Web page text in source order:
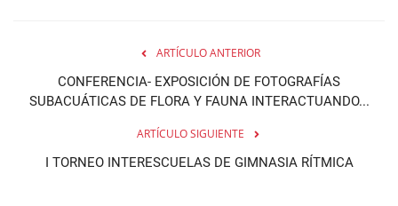
ARTÍCULO ANTERIOR
CONFERENCIA- EXPOSICIÓN DE FOTOGRAFÍAS
SUBACUÁTICAS DE FLORA Y FAUNA INTERACTUANDO...
ARTÍCULO SIGUIENTE
I TORNEO INTERESCUELAS DE GIMNASIA RÍTMICA